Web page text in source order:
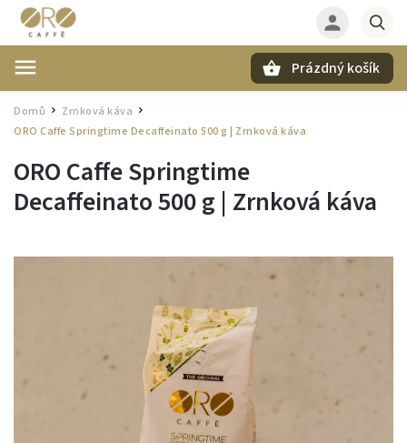
Prázdný košík
Domů / Zrnková káva /
ORO Caffe Springtime Decaffeinato 500 g | Zrnková káva
ORO Caffe Springtime
Decaffeinato 500 g | Zrnková káva